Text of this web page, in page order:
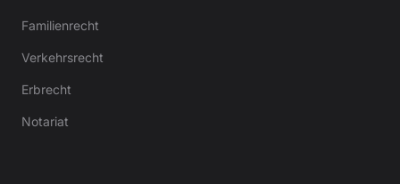
Familienrecht
Verkehrsrecht
Erbrecht
Notariat